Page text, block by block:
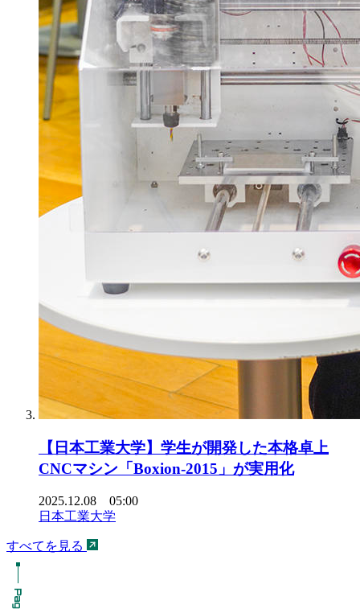
【日本工業大学】学生が開発した本格卓上
CNCマシン「Boxion-2015」が実用化
2025.12.08 05:00
日本工業大学
すべてを見る